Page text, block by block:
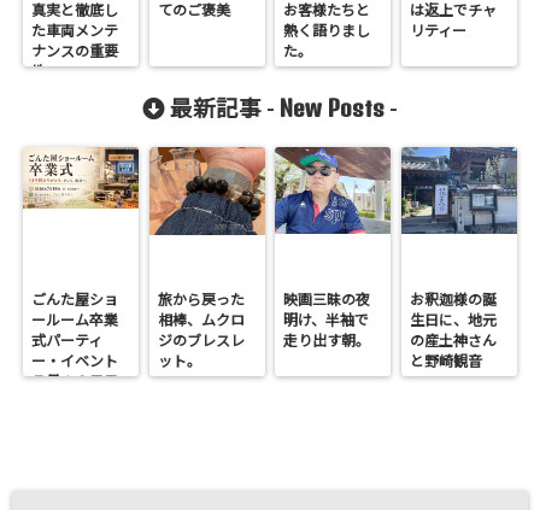
真実と徹底し
た車両メンテ
ナンスの重要
性
てのご褒美
お客様たちと
熱く語りまし
た。
は返上でチャ
リティー
最新記事 - New Posts -
ごんた屋ショ
ールーム卒業
式パーティ
ー・イベント
７月１９日日
旅から戻った
相棒、ムクロ
ジのブレスレ
ット。
映画三昧の夜
明け、半袖で
走り出す朝。
お釈迦様の誕
生日に、地元
の産土神さん
と野崎観音
へ。